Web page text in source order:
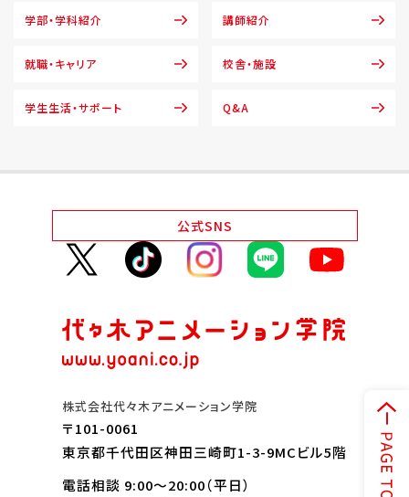
学部・学科紹介 講師紹介
就職・キャリア 校舎・施設
学生生活・サポート Q&A
公式SNS
株式会社代々木アニメーション学院
〒101-0061
東京都千代田区神田三崎町1-3-9MCビル5階
電話相談 9:00～20:00（平日）